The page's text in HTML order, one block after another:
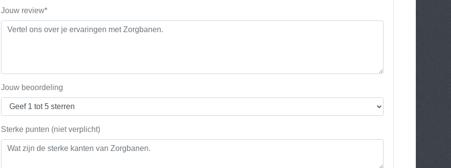
Jouw review*
Jouw beoordeling
Sterke punten (niet verplicht)